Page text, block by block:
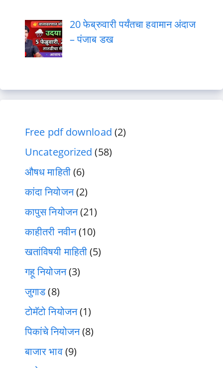
20 फेब्रुवारी पर्यंतचा हवामान अंदाज
– पंजाब डख
Free pdf download (2)
Uncategorized (58)
औषध माहिती(6)
कांदा नियोजन(2)
कापुस नियोजन(21)
काहीतरी नवीन(10)
खतांविषयी माहिती(5)
गहू नियोजन(3)
जुगाड(8)
टोमॅटो नियोजन(1)
पिकांचे नियोजन(8)
बाजार भाव(9)